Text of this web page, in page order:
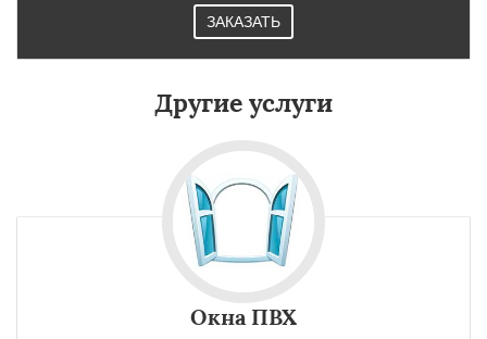
ЗАКАЗАТЬ
Другие услуги
Окна ПВХ